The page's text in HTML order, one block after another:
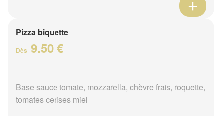
Pizza biquette
Dès 9.50 €
Base sauce tomate, mozzarella, chèvre frais, roquette,
tomates cerises miel